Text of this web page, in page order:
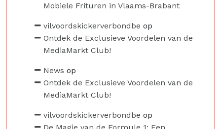
Mobiele Frituren in Vlaams-Brabant
vilvoordskickerverbondbe op
Ontdek de Exclusieve Voordelen van de
MediaMarkt Club!
News op
Ontdek de Exclusieve Voordelen van de
MediaMarkt Club!
vilvoordskickerverbondbe op
De Magie van de Formule 1: Een